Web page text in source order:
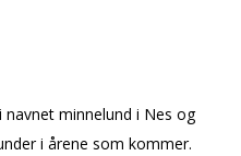
navnet minnelund i Nes og
i årene som kommer.